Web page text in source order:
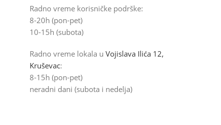
Radno vreme korisničke podrške:
8-20h (pon-pet)
10-15h (subota)
Radno vreme lokala u Vojislava Ilića 12,
Kruševac:
8-15h (pon-pet)
neradni dani (subota i nedelja)